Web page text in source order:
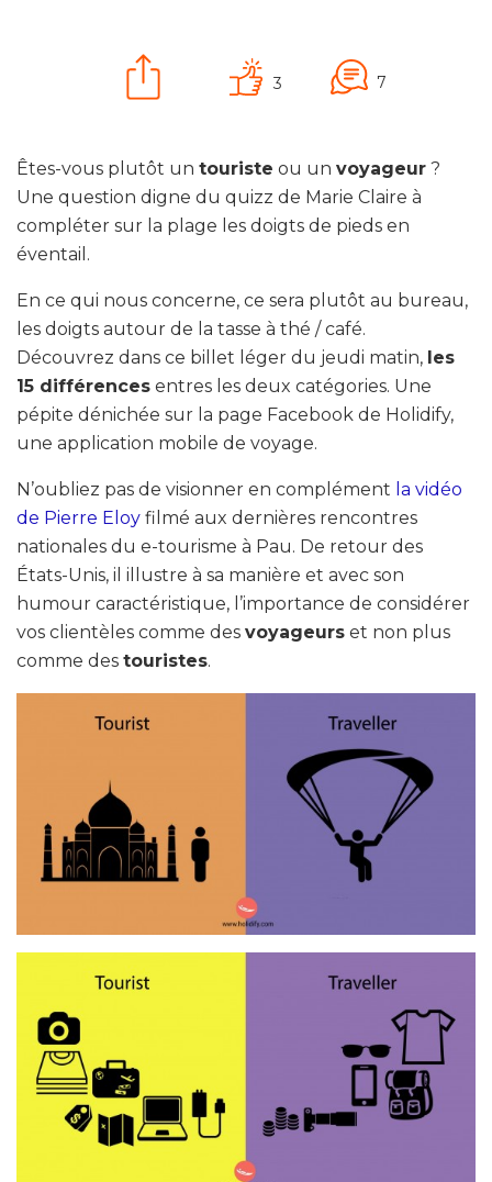
3 7
Êtes-vous plutôt un touriste ou un voyageur ?
Une question digne du quizz de Marie Claire à
compléter sur la plage les doigts de pieds en
éventail.
En ce qui nous concerne, ce sera plutôt au bureau,
les doigts autour de la tasse à thé / café.
Découvrez dans ce billet léger du jeudi matin, les
15 différences entres les deux catégories. Une
pépite dénichée sur la page Facebook de Holidify,
une application mobile de voyage.
N’oubliez pas de visionner en complément la vidéo
de Pierre Eloy filmé aux dernières rencontres
nationales du e-tourisme à Pau. De retour des
États-Unis, il illustre à sa manière et avec son
humour caractéristique, l’importance de considérer
vos clientèles comme des voyageurs et non plus
comme des touristes.